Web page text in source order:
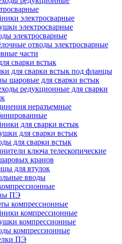
электросварные
электросварные
электросварные
отводы электросварные
части
сварки встык
для сварки встык под фланцы
шаровые для сварки встык
редукционные для сварки
неразъемные
для сварки встык
для сварки встык
для сварки встык
ключа телескопические
кранов
для втулок
вводы
ПЭ
компрессионные
компрессионные
компрессионные
компрессионные
ПЭ